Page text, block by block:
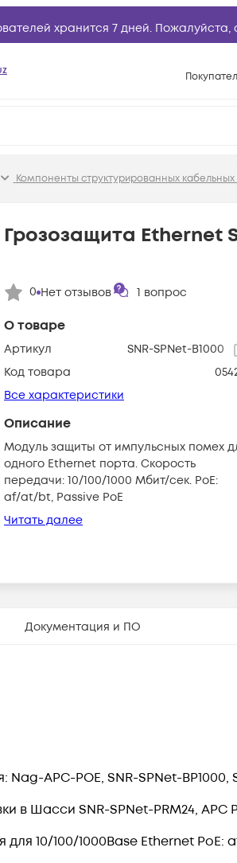
хранится 7 дней. Пожалуйста,
Вопросы
База
Компоненты структурированных
О товаре
Артикул
SNR-SPNet-B1000
Код товара
Все характеристики
Описание
Модуль защиты от импульсных помех
одного Ethernet порта. Скорость
передачи: 10/100/1000 Мбит/сек. PoE:
af/at/bt, Passive PoE
Читать далее
Грозозащита Ethernet
0 Нет отзывов 1 вопрос
Документация и ПО
APC-POE, SNR-SPNet-BP1000,
в Шасси SNR-SPNet-PRM24, APC
10/100/1000Base Ethernet PoE: